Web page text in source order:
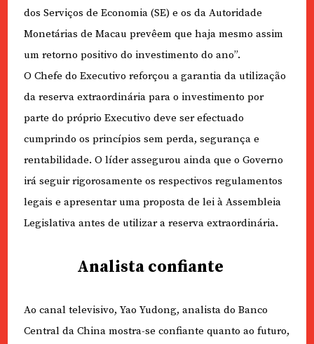
dos Serviços de Economia (SE) e os da Autoridade
Monetárias de Macau prevêem que haja mesmo assim
um retorno positivo do investimento do ano”.
O Chefe do Executivo reforçou a garantia da utilização
da reserva extraordinária para o investimento por
parte do próprio Executivo deve ser efectuado
cumprindo os princípios sem perda, segurança e
rentabilidade. O líder assegurou ainda que o Governo
irá seguir rigorosamente os respectivos regulamentos
legais e apresentar uma proposta de lei à Assembleia
Legislativa antes de utilizar a reserva extraordinária.
Analista confiante
Ao canal televisivo, Yao Yudong, analista do Banco
Central da China mostra-se confiante quanto ao futuro,